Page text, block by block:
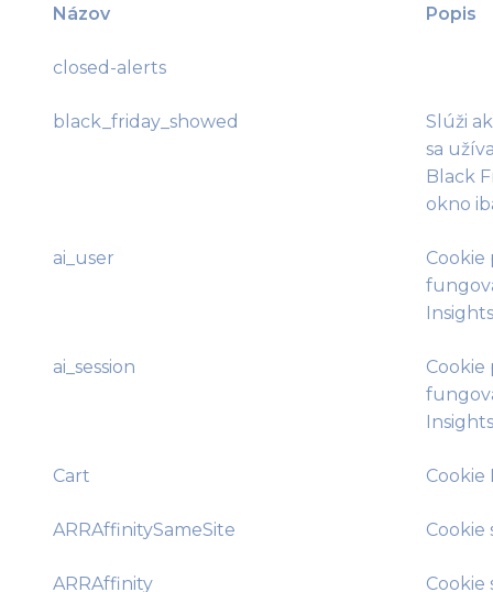
Názov Popis
closed-alerts
black_friday_showed
Slúži
sa
Black
okno
ai_user
ai_session
Cart Cookie
ARRAffinitySameSite Cookie
ARRAffinity Cookie